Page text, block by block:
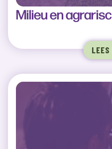
Milieu en
LEES